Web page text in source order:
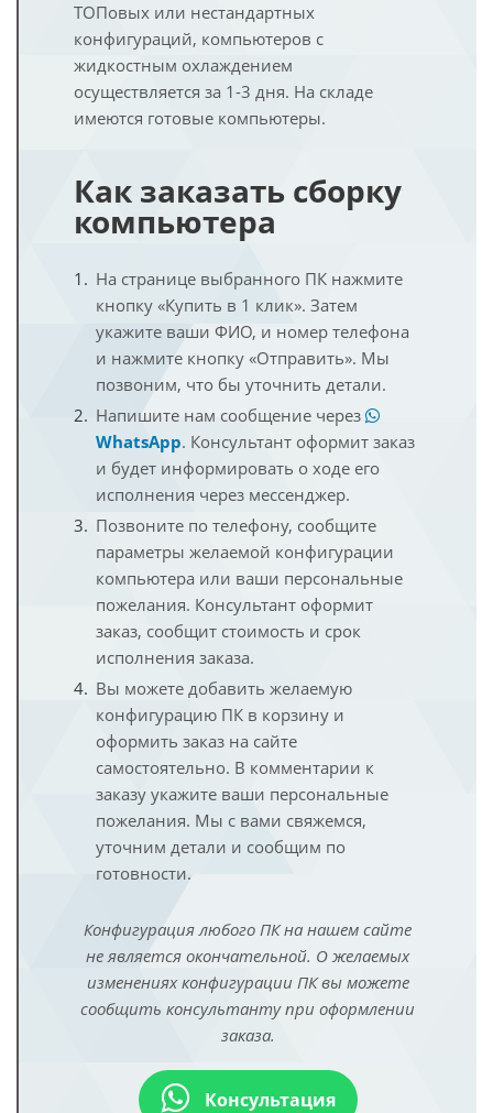
ТОПовых или нестандартных
конфигураций, компьютеров с
жидкостным охлаждением
осуществляется за 1-3 дня. На складе
имеются готовые компьютеры.
Как заказать сборку
компьютера
На странице выбранного ПК нажмите
кнопку «Купить в 1 клик». Затем
укажите ваши ФИО, и номер телефона
и нажмите кнопку «Отправить». Мы
позвоним, что бы уточнить детали.
Напишите нам сообщение через
WhatsApp. Консультант оформит заказ
и будет информировать о ходе его
исполнения через мессенджер.
Позвоните по телефону, сообщите
параметры желаемой конфигурации
компьютера или ваши персональные
пожелания. Консультант оформит
заказ, сообщит стоимость и срок
исполнения заказа.
Вы можете добавить желаемую
конфигурацию ПК в корзину и
оформить заказ на сайте
самостоятельно. В комментарии к
заказу укажите ваши персональные
пожелания. Мы с вами свяжемся,
уточним детали и сообщим по
готовности.
Конфигурация любого ПК на нашем сайте
не является окончательной. О желаемых
изменениях конфигурации ПК вы можете
сообщить консультанту при оформлении
заказа.
Консультация